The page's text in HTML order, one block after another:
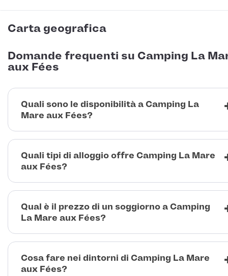
Carta geografica
Domande frequenti su Camping La
aux Fées
Quali sono le disponibilità a Camping La
Mare aux Fées?
Quali tipi di alloggio offre Camping La Mare
aux Fées?
Qual è il prezzo di un soggiorno a Camping
La Mare aux Fées?
Cosa fare nei dintorni di Camping La Mare
aux Fées?